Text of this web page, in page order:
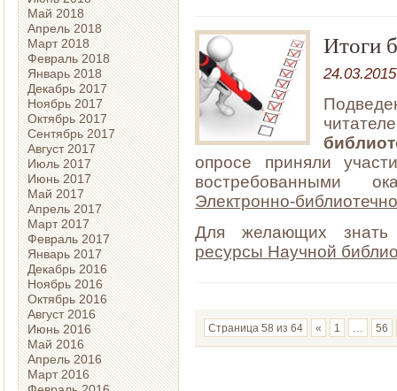
Май 2018
Апрель 2018
Март 2018
Февраль 2018
Январь 2018
Декабрь 2017
Ноябрь 2017
Октябрь 2017
Сентябрь 2017
Август 2017
Июль 2017
Июнь 2017
Май 2017
Апрель 2017
Март 2017
Февраль 2017
Январь 2017
Декабрь 2016
Ноябрь 2016
Октябрь 2016
Август 2016
Июнь 2016
Май 2016
Апрель 2016
Март 2016
Итоги
24.03.2015
опросе приняли
востребованными
Электронно-
Для желающих
ресурсы Научной
Страница 58 из 64 « 1 … 56